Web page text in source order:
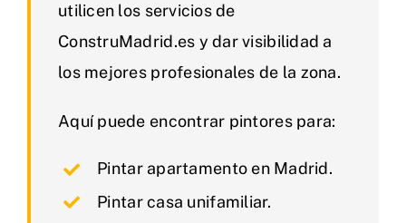
utilicen los servicios de
ConstruMadrid.es y dar visibilidad a
los mejores profesionales de la zona.
Aquí puede encontrar pintores para:
Pintar apartamento en Madrid.
Pintar casa unifamiliar.